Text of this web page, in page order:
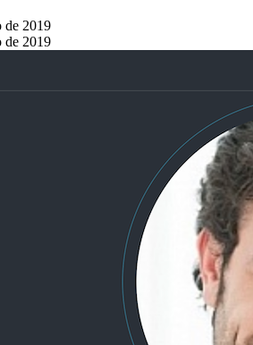
de 2019
de 2019